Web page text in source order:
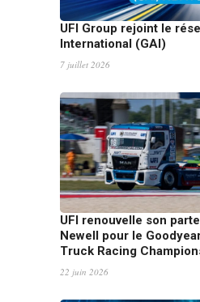
7 juillet 2026
UFI renouvelle son
Newell pour le
Truck Racing
22 juin 2026